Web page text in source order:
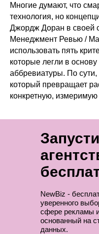
Многие думают, что
технология, но
Джордж Доран в своей
Менеджмент Ревью /
использовать пять
которые легли в
аббревиатуры. По сути,
который превращает
конкретную,
NewBiz -
уверенного
сфере рекламы
основанный на
данных.